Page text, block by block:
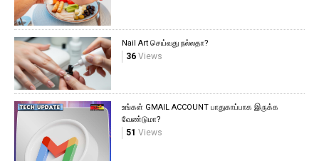
Nail Art செய்வது நல்லதா?
36Views
உங்கள் GMAIL ACCOUNT பாதுகாப்பாக இருக்க
வேண்டுமா?
51 Views